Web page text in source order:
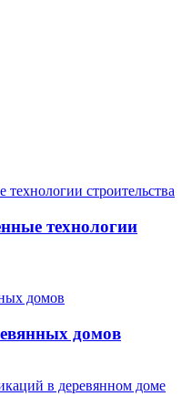
технологии
домов